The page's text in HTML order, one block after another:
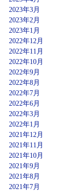
2023年3月
2023年2月
2023年1月
2022年12月
2022年11月
2022年10月
2022年9月
2022年8月
2022年7月
2022年6月
2022年3月
2022年1月
2021年12月
2021年11月
2021年10月
2021年9月
2021年8月
2021年7月